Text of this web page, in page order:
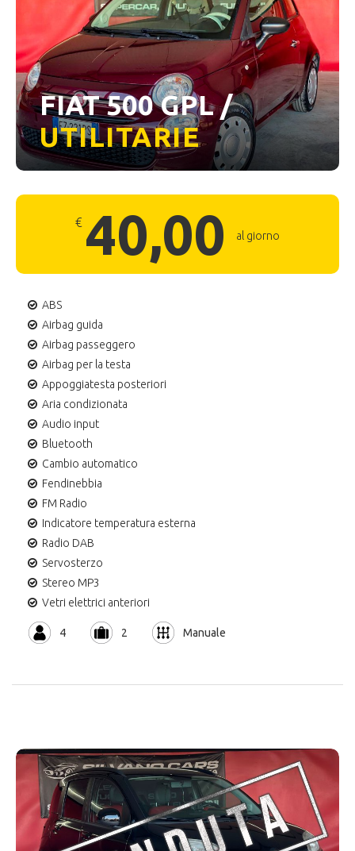
FIAT 500 GPL /
UTILITARIE
€ 40,00 al giorno
ABS
Airbag guida
Airbag passeggero
Airbag per la testa
Appoggiatesta posteriori
Aria condizionata
Audio input
Bluetooth
Cambio automatico
Fendinebbia
FM Radio
Indicatore temperatura esterna
Radio DAB
Servosterzo
Stereo MP3
Vetri elettrici anteriori
4 2 Manuale